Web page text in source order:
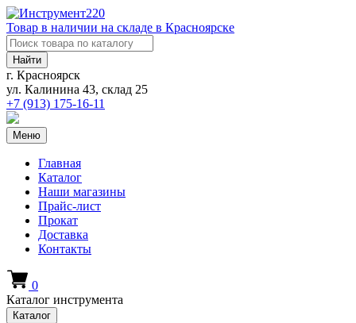
Товар в наличии на складе в Красноярске
Найти
г. Красноярск
ул. Калинина 43, склад 25
+7 (913) 175-16-11
Меню
Главная
Каталог
Наши магазины
Прайс-лист
Прокат
Доставка
Контакты
0
Каталог инструмента
Каталог